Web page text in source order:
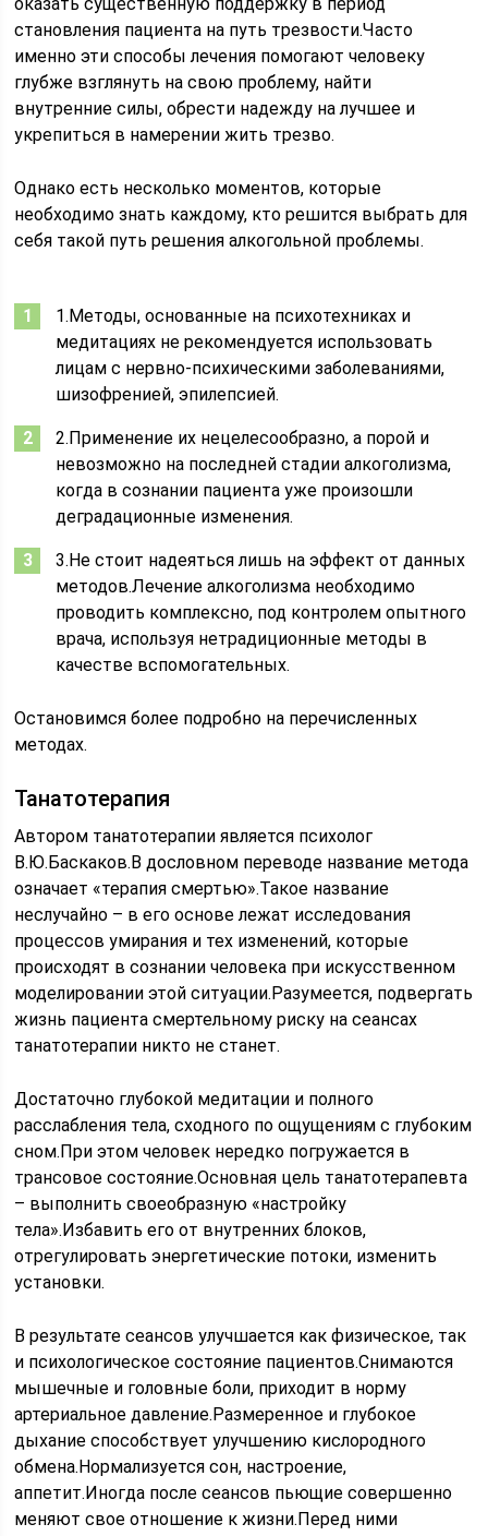
становления пациента на путь трезвости.Часто
именно эти способы лечения помогают человеку
глубже взглянуть на свою проблему, найти
внутренние силы, обрести надежду на лучшее и
укрепиться в намерении жить трезво.
Однако есть несколько моментов, которые
необходимо знать каждому, кто решится выбрать для
себя такой путь решения алкогольной проблемы.
1.Методы, основанные на психотехниках и
медитациях не рекомендуется использовать
лицам с нервно-психическими заболеваниями,
шизофренией, эпилепсией.
2.Применение их нецелесообразно, а порой и
невозможно на последней стадии алкоголизма,
когда в сознании пациента уже произошли
деградационные изменения.
3.Не стоит надеяться лишь на эффект от данных
методов.Лечение алкоголизма необходимо
проводить комплексно, под контролем опытного
врача, используя нетрадиционные методы в
качестве вспомогательных.
Остановимся более подробно на перечисленных
методах.
Танатотерапия
Автором танатотерапии является психолог
В.Ю.Баскаков.В дословном переводе название метода
означает «терапия смертью».Такое название
неслучайно – в его основе лежат исследования
процессов умирания и тех изменений, которые
происходят в сознании человека при искусственном
моделировании этой ситуации.Разумеется, подвергать
жизнь пациента смертельному риску на сеансах
танатотерапии никто не станет.
Достаточно глубокой медитации и полного
расслабления тела, сходного по ощущениям с глубоким
сном.При этом человек нередко погружается в
трансовое состояние.Основная цель танатотерапевта
– выполнить своеобразную «настройку
тела».Избавить его от внутренних блоков,
отрегулировать энергетические потоки, изменить
установки.
В результате сеансов улучшается как физическое, так
и психологическое состояние пациентов.Снимаются
мышечные и головные боли, приходит в норму
артериальное давление.Размеренное и глубокое
дыхание способствует улучшению кислородного
обмена.Нормализуется сон, настроение,
аппетит.Иногда после сеансов пьющие совершенно
меняют свое отношение к жизни.Перед ними